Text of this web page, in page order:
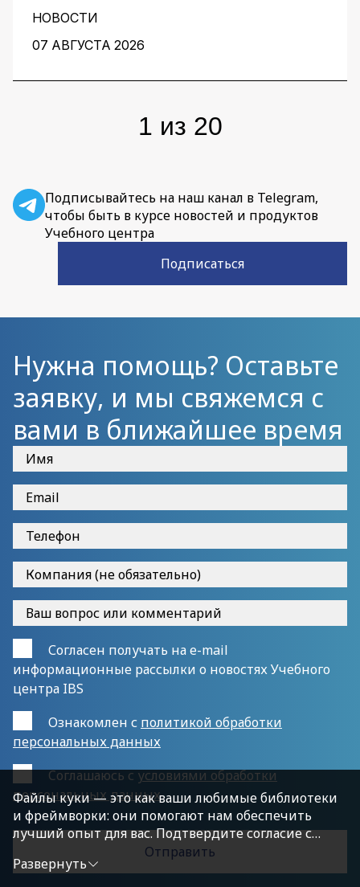
кондитеров — показал, как ИИ помогает
архитектору ускорить работу на всех этапах:
от чистого листа до готовых артефактов для
НОВОСТИ
07 АВГУСТА 2026
1 из 20
Подписывайтесь на наш канал в Telegram,
чтобы быть в курсе новостей и продуктов
Учебного центра
Подписаться
Нужна помощь? Оставьте
заявку, и мы свяжемся с
вами в ближайшее время
Согласен получать на e-mail
информационные рассылки о новостях Учебного
центра IBS
Ознакомлен с политикой обработки
персональных данных
Cоглашаюсь сусловиями обработки
персональных данных
Файлы куки — это как ваши любимые библиотеки
и фреймворки: они помогают нам обеспечить
лучший опыт для вас. Подтвердите согласие с
политикой конфиденциальности, нажав
«Принимаю условия», чтобы продолжить.
Развернуть